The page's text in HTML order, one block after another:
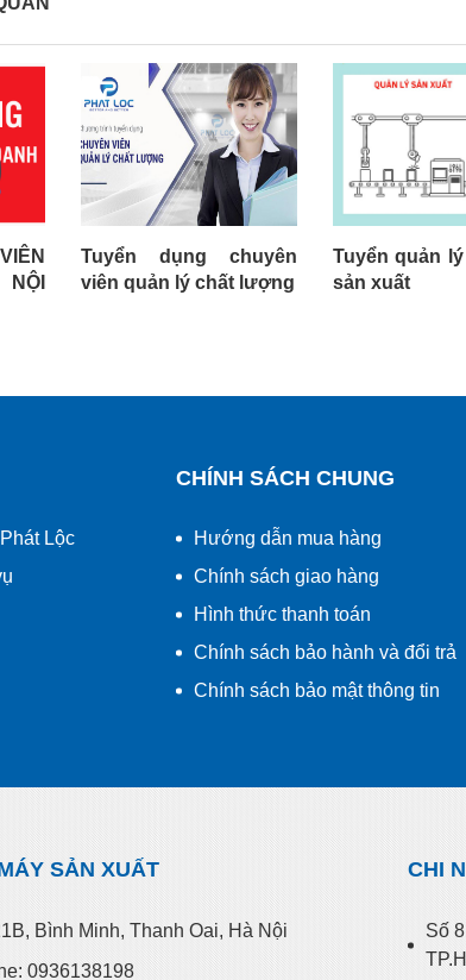
Tuyển dụng chuyên
viên quản lý chất lượng
Tuyển quản
sản xuất
Lộc
CHÍNH SÁCH CHUNG
Hướng dẫn mua hàng
Chính sách giao hàng
Hình thức thanh toán
Chính sách bảo hành và đổi trả
Chính sách bảo mật thông tin
SẢN XUẤT
Bình Minh, Thanh Oai, Hà Nội
0936138198
CHI
Số